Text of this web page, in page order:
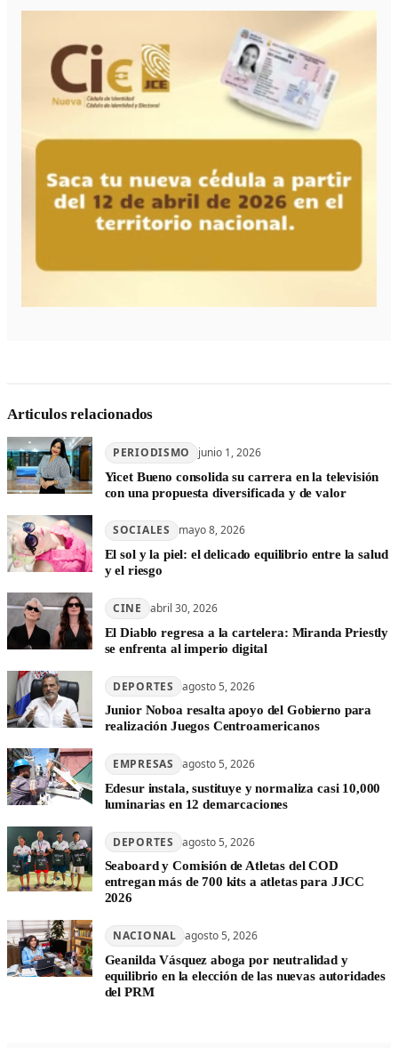
Articulos relacionados
PERIODISMO junio 1, 2026
Yicet Bueno consolida su carrera en la televisión
con una propuesta diversificada y de valor
SOCIALES mayo 8, 2026
El sol y la piel: el delicado equilibrio entre la salud
y el riesgo
CINE abril 30, 2026
El Diablo regresa a la cartelera: Miranda Priestly
se enfrenta al imperio digital
DEPORTES agosto 5, 2026
Junior Noboa resalta apoyo del Gobierno para
realización Juegos Centroamericanos
EMPRESAS agosto 5, 2026
Edesur instala, sustituye y normaliza casi 10,000
luminarias en 12 demarcaciones
DEPORTES agosto 5, 2026
Seaboard y Comisión de Atletas del COD
entregan más de 700 kits a atletas para JJCC
2026
NACIONAL agosto 5, 2026
Geanilda Vásquez aboga por neutralidad y
equilibrio en la elección de las nuevas autoridades
del PRM